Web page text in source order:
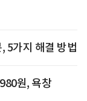
5가지 해결 방법
원, 욕창